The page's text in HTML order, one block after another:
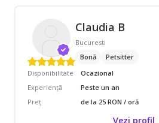
Claudia B
Bucuresti
Bonă
Petsitter
Disponibilitate
Ocazional
Experiență
Peste un an
Preț
de la 25 RON / oră
Vezi profil